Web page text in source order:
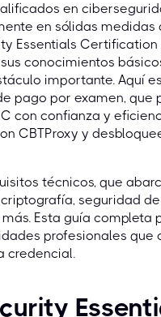
en
en sólidas medidas
Essentials Certification
conocimientos
importante. Aquí
pago por examen, que
con confianza y
CBTProxy y
técnicos, que
seguridad de
Esta guía completa
profesionales que
credencial.